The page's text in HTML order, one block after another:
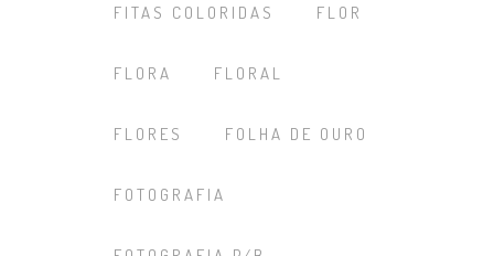
FITAS COLORIDAS FLOR
FLORA FLORAL
FLORES FOLHA DE OURO
FOTOGRAFIA